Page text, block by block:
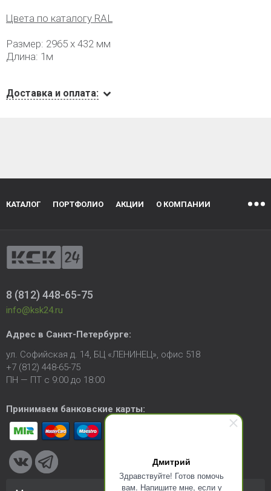
Дмитрий
Здравствуйте! Готов помочь
вам. Напишите мне, если у
Цвета по каталогу RAL
Размер: 2965 х 432 мм
Длина: 1м
Доставка и оплата:
КАТАЛОГ ПОРТФОЛИО АКЦИИ О КОМПАНИИ
8 (812) 448-65-75
info@ksk24.ru
Адрес в Санкт-Петербурге:
ул. Софийская д. 14, БЦ «ЛЕНИНЕЦ», офис 518
+7 (812) 448-65-75
ПН — ПТ с 9:00 до 18:00
Принимаем банковские карты: